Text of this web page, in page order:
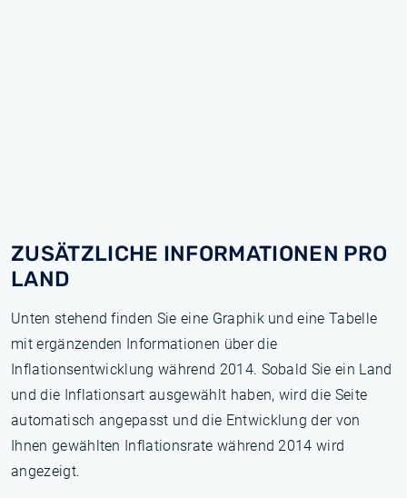
ZUSÄTZLICHE INFORMATIONEN PRO
LAND
Unten stehend finden Sie eine Graphik und eine Tabelle
mit ergänzenden Informationen über die
Inflationsentwicklung während 2014. Sobald Sie ein Land
und die Inflationsart ausgewählt haben, wird die Seite
automatisch angepasst und die Entwicklung der von
Ihnen gewählten Inflationsrate während 2014 wird
angezeigt.